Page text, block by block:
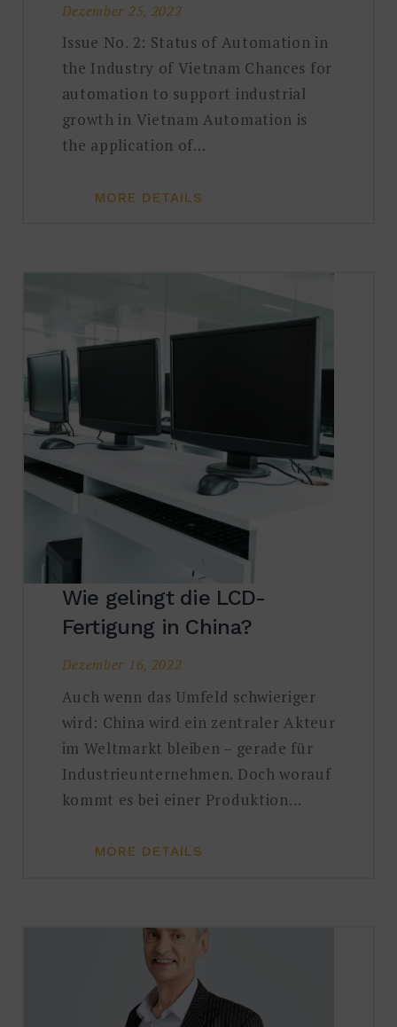
Dezember 25, 2022
Issue No. 2: Status of Automation in
the Industry of Vietnam Chances for
automation to support industrial
growth in Vietnam Automation is
the application of…
MORE DETAILS
Wie gelingt die LCD-
Fertigung in China?
Dezember 16, 2022
Auch wenn das Umfeld schwieriger
wird: China wird ein zentraler Akteur
im Weltmarkt bleiben – gerade für
Industrieunternehmen. Doch worauf
kommt es bei einer Produktion…
MORE DETAILS